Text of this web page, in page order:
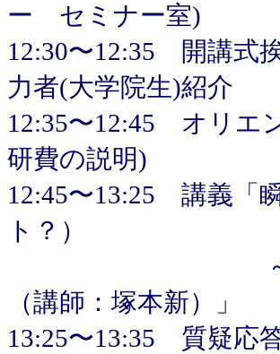
ー セミナー室)
12:30〜12:35 開講式
力者(大学院生)紹介
12:35〜12:45 オリエ
研費の説明)
12:45〜13:25 講義「
ト？）
～未来の超
（講師：塚本新）」
13:25〜13:35 質疑応